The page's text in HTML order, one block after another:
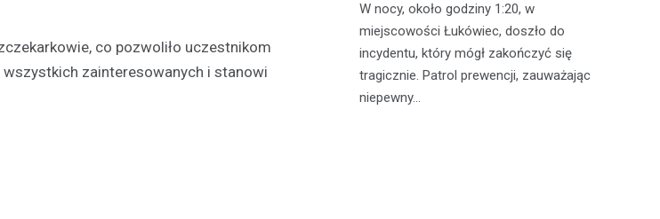
co pozwoliło uczestnikom
zainteresowanych i stanowi
otrzymali zgłoszenie od młodej kobiety,
która padła ofiarą oszustwa internetowego.
W nocy, około godziny 1:20, w
miejscowości Łukówiec, doszło do
incydentu, który mógł zakończyć się
tragicznie. Patrol prewencji, zauważając
niepewny…